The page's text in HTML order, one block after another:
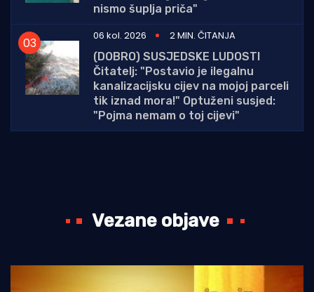
nismo šuplja priča"
06 kol. 2026
2 MIN. ČITANJA
(DOBRO) SUSJEDSKE LUDOSTI
Čitatelj: "Postavio je ilegalnu
kanalizacijsku cijev na mojoj parceli
tik iznad mora!" Optuženi susjed:
"Pojma nemam o toj cijevi"
Vezane objave